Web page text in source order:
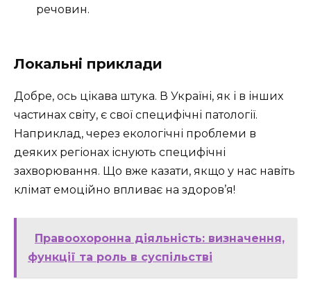
речовин.
Локальні приклади
Добре, ось цікава штука. В Україні, як і в інших
частинах світу, є свої специфічні патології.
Наприклад, через екологічні проблеми в
деяких регіонах існують специфічні
захворювання. Що вже казати, якщо у нас навіть
клімат емоційно впливає на здоров’я!
Правоохоронна діяльність: визначення,
функції та роль в суспільстві